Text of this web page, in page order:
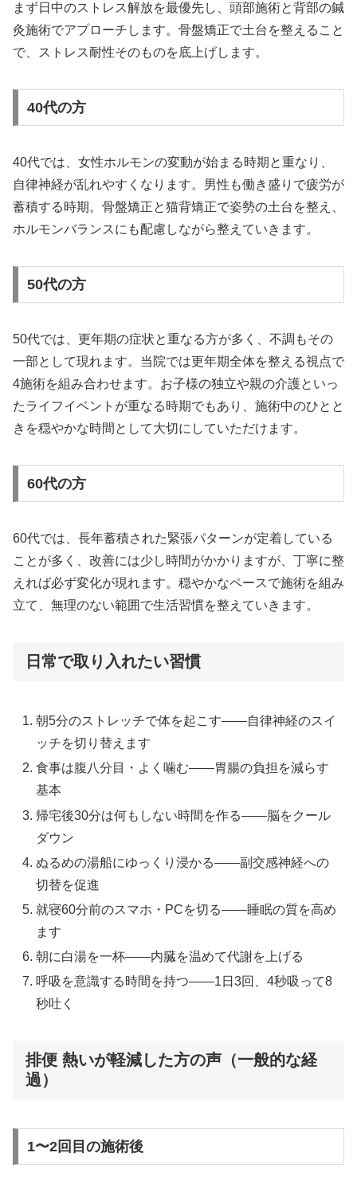
まず日中のストレス解放を最優先し、頭部施術と背部の鍼
灸施術でアプローチします。骨盤矯正で土台を整えること
で、ストレス耐性そのものを底上げします。
40代の方
40代では、女性ホルモンの変動が始まる時期と重なり、
自律神経が乱れやすくなります。男性も働き盛りで疲労が
蓄積する時期。骨盤矯正と猫背矯正で姿勢の土台を整え、
ホルモンバランスにも配慮しながら整えていきます。
50代の方
50代では、更年期の症状と重なる方が多く、不調もその
一部として現れます。当院では更年期全体を整える視点で
4施術を組み合わせます。お子様の独立や親の介護といっ
たライフイベントが重なる時期でもあり、施術中のひとと
きを穏やかな時間として大切にしていただけます。
60代の方
60代では、長年蓄積された緊張パターンが定着している
ことが多く、改善には少し時間がかかりますが、丁寧に整
えれば必ず変化が現れます。穏やかなペースで施術を組み
立て、無理のない範囲で生活習慣を整えていきます。
日常で取り入れたい習慣
朝5分のストレッチで体を起こす——自律神経のスイ
ッチを切り替えます
食事は腹八分目・よく噛む——胃腸の負担を減らす
基本
帰宅後30分は何もしない時間を作る——脳をクール
ダウン
ぬるめの湯船にゆっくり浸かる——副交感神経への
切替を促進
就寝60分前のスマホ・PCを切る——睡眠の質を高め
ます
朝に白湯を一杯——内臓を温めて代謝を上げる
呼吸を意識する時間を持つ——1日3回、4秒吸って8
秒吐く
排便 熱いが軽減した方の声（一般的な経
過）
1〜2回目の施術後